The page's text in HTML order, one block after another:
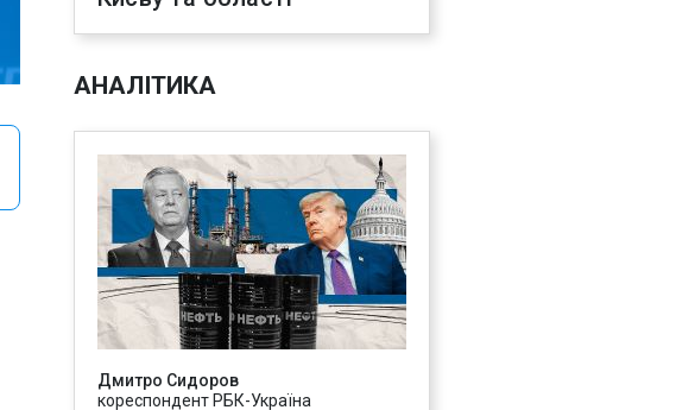
АНАЛІТИКА
Дмитро Сидоров
кореспондент РБК-Україна